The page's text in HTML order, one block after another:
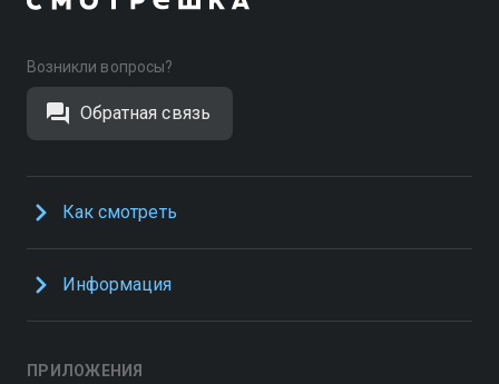
Возникли вопросы?
Обратная связь
Как смотреть
Информация
ПРИЛОЖЕНИЯ